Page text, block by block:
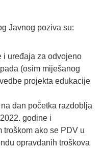
Javnog poziva su:
i uređaja za odvojeno
(osim miješanog
projekta edukacije
dan početka razdoblja
godine i
troškom ako se PDV u
opravdanih troškova